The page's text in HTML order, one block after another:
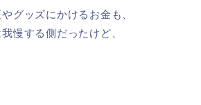
グッズにかけるお金も、
慢する側だったけど、